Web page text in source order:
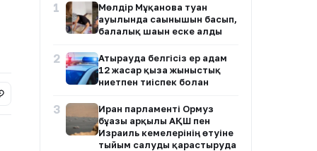
1
Мөлдір Мұқанова туған
ауылында сағынышын басып,
балалық шағын еске алды
2
Атырауда белгісіз ер адам
12 жасар қызға жыныстық
ниетпен тиіспек болған
3
Иран парламенті Ормуз
бұғазы арқылы АҚШ пен
Израиль кемелерінің өтуіне
тыйым салуды қарастыруда